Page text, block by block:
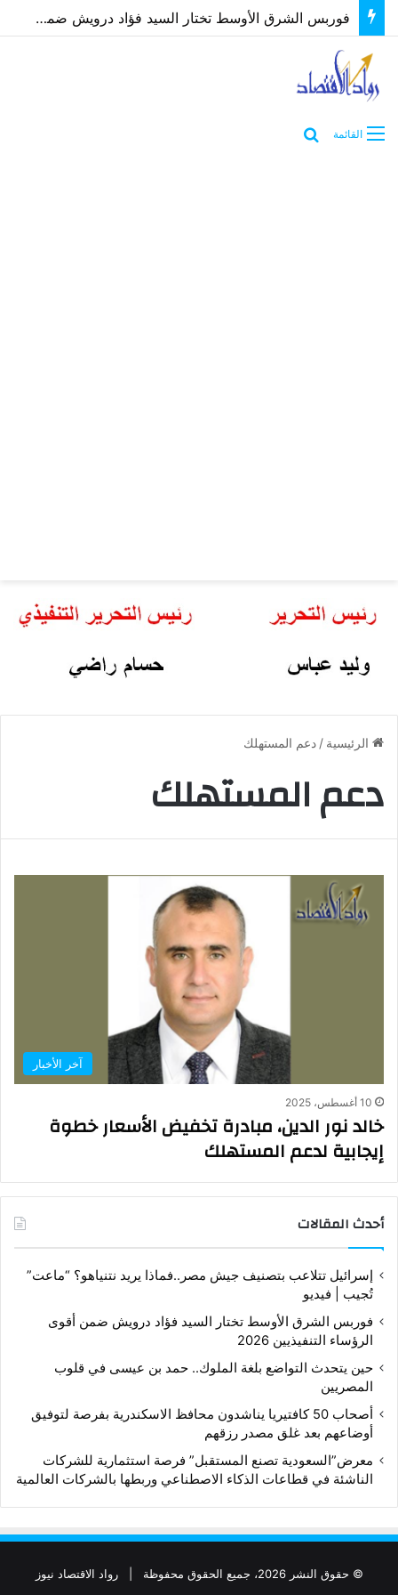
فوربس الشرق الأوسط تختار السيد فؤاد درويش ضمن أقوى الرؤساء التنفيذيين 2026
القائمة
الرئيسية / دعم المستهلك
دعم المستهلك
آخر الأخبار
10 أغسطس، 2025
خالد نور الدين، مبادرة تخفيض الأسعار خطوة
إيجابية لدعم المستهلك
أحدث المقالات
إسرائيل تتلاعب بتصنيف جيش مصر..فماذا يريد نتنياهو؟ “ماعت”
تُجيب | فيديو
فوربس الشرق الأوسط تختار السيد فؤاد درويش ضمن أقوى
الرؤساء التنفيذيين 2026
حين يتحدث التواضع بلغة الملوك.. حمد بن عيسى في قلوب
المصريين
أصحاب 50 كافتيريا يناشدون محافظ الاسكندرية بفرصة لتوفيق
أوضاعهم بعد غلق مصدر رزقهم
معرض”السعودية تصنع المستقبل” فرصة استثمارية للشركات
الناشئة في قطاعات الذكاء الاصطناعي وربطها بالشركات العالمية
© حقوق النشر 2026، جميع الحقوق محفوظة | رواد الاقتصاد نيوز